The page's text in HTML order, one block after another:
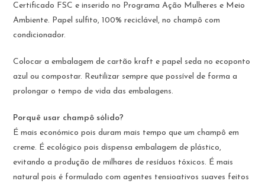
Certificado FSC e inserido no Programa Ação Mulheres e Meio
Ambiente. Papel sulfito, 100% reciclável, no champô com
condicionador.
Colocar a embalagem de cartão kraft e papel seda no ecoponto
azul ou compostar. Reutilizar sempre que possível de forma a
prolongaro tempo de vida das embalagens.
Porquê usar champô sólido?
É mais económico pois duram mais tempo que um champô em
creme. É ecológico pois dispensa embalagem de plástico,
evitando a produção de milhares de resíduos tóxicos. É mais
natural pois é formulado com agentes tensioativos suaves feitos